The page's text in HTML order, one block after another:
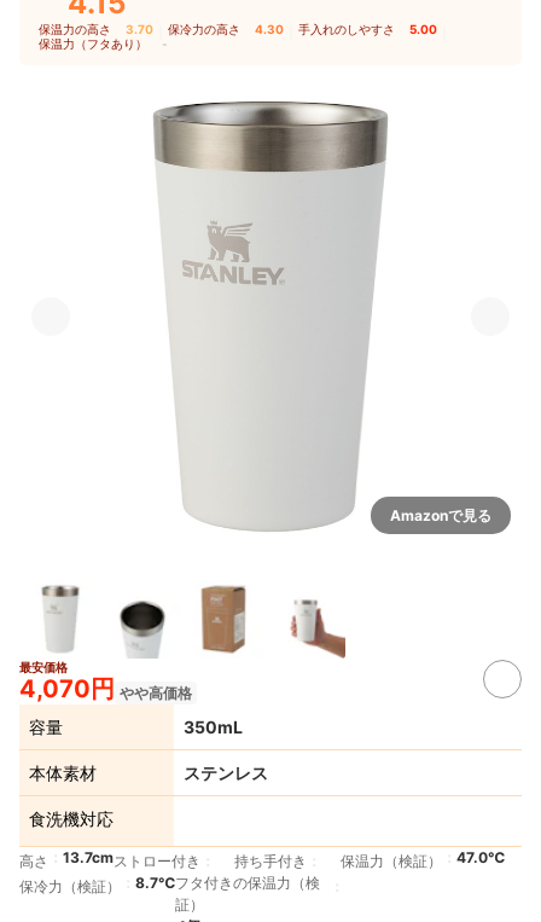
保温力の高さ 3.70 保冷力の高さ 4.30 手入れのしやすさ 5.00
保温力（フタあり） -
Amazonで見る
最安価格
4,070円 やや高価格
容量 350mL
本体素材 ステンレス
食洗機対応
高さ 13.7cmストロー付き 持ち手付き 保温力（検証）
47.0℃
保冷力（検証）
8.7℃フタ付きの保温力（検
証）